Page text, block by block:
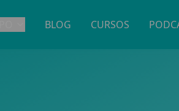
BLOG CURSOS